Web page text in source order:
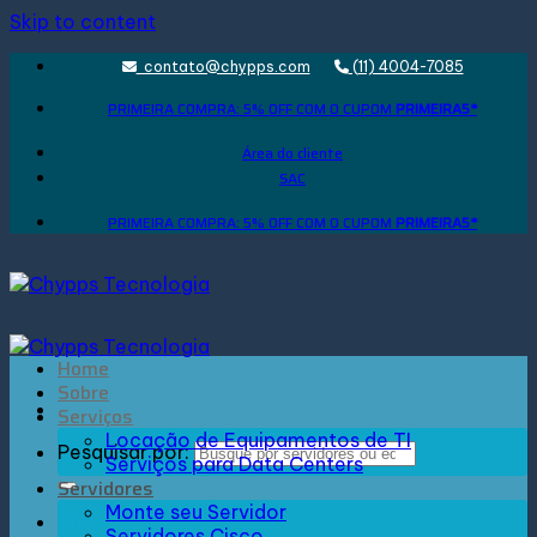
Skip to content
contato@chypps.com (11) 4004-7085
PRIMEIRA COMPRA: 5% OFF COM O CUPOM PRIMEIRA5*
Área do cliente
SAC
PRIMEIRA COMPRA: 5% OFF COM O CUPOM PRIMEIRA5*
Pesquisar por:
Entrar
Home
Sobre
Serviços
Locação de Equipamentos de TI
Serviços para Data Centers
Servidores
Monte seu Servidor